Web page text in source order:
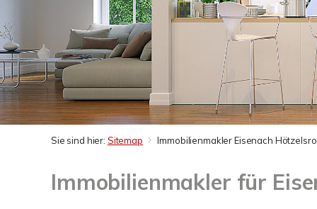
Sie sind hier: Sitemap Immobilienmakler Eisenach
Immobilienmakler für